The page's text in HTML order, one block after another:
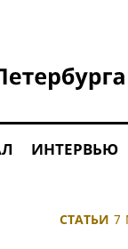
ИНТЕРВЬЮ
СТАТЬИ 7